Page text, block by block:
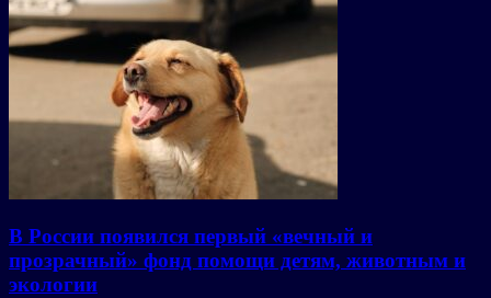
В России появился первый «вечный и
прозрачный» фонд помощи детям, животным и
экологии